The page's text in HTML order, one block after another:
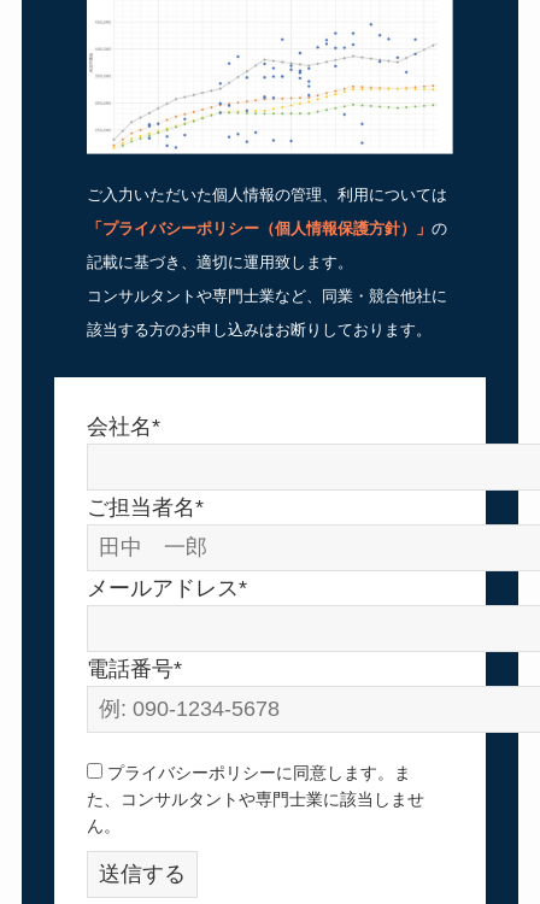
ご入力いただいた個人情報の管理、利用については
「 プライバシーポリシー（個人情報保護方針） 」 の
記載に基づき、適切に運用致します。
コンサルタントや専門士業など、同業・競合他社に
該当する方のお申し込みはお断りしております。
会社名*
ご担当者名*
メールアドレス*
電話番号*
プライバシーポリシーに同意します。ま
た、コンサルタントや専門士業に該当しませ
ん。